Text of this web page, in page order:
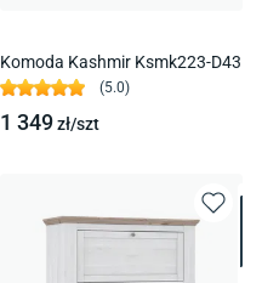
Komoda Kashmir Ksmk223-D43
(5.0)
1 349zł/szt